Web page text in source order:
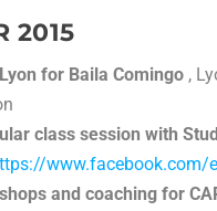
2015
for Baila Comingo ,
class session with
www.facebook.com/
and coaching for